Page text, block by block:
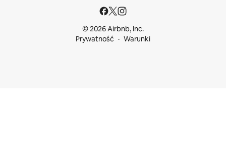
© 2026 Airbnb, Inc.
Prywatność
Warunki